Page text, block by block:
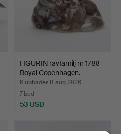
FIGURIN rävfamilj nr 1788
Royal Copenhagen.
Klubbades 8 aug 2026
7 bud
53 USD